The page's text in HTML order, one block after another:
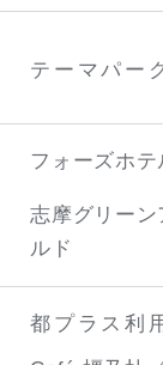
テーマパー
フォーズホ
志摩グリーン
ルド
都プラス利